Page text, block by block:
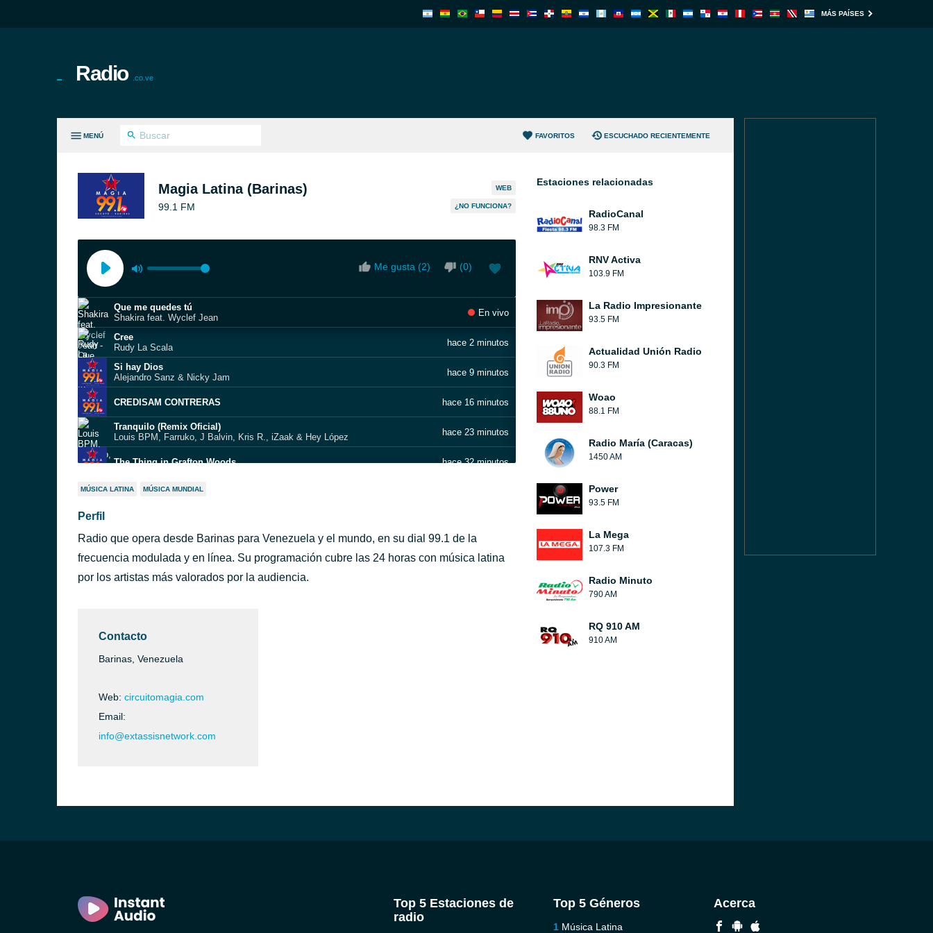
MÁS PAÍSES
Radio .co.ve
MENÚ FAVORITOS ESCUCHADO RECIENTEMENTE
Magia Latina (Barinas)
99.1 FM
WEB
¿NO FUNCIONA?
Me gusta (2) (0)
Que me quedes tú
Shakira feat. Wyclef Jean
En vivo
Cree
Rudy La Scala
hace 2 minutos
Si hay Dios
Alejandro Sanz & Nicky Jam
hace 9 minutos
CREDISAM CONTRERAS hace 16 minutos
Tranquilo (Remix Oficial)
Louis BPM, Farruko, J Balvin, Kris R., iZaak & Hey López
hace 23 minutos
The Thing in Grafton Woods hace 32 minutos
Pura Maldad_2025
Mi Testamento
Jorge Guerrero
hace 49 minutos
Homenaje a Dimension Latina
[Free Cover] Dimension Latina
MÚSICA LATINA MÚSICA MUNDIAL
Perfil
Radio que opera desde Barinas para Venezuela y el mundo, en su dial 99.1 de la
frecuencia modulada y en línea. Su programación cubre las 24 horas con música latina
por los artistas más valorados por la audiencia.
Contacto
Barinas, Venezuela
Web: circuitomagia.com
Email:
info@extassisnetwork.com
Estaciones relacionadas
RadioCanal
98.3 FM
RNV Activa
103.9 FM
La Radio Impresionante
93.5 FM
Actualidad Unión Radio
90.3 FM
Woao
88.1 FM
Radio María (Caracas)
1450 AM
Power
93.5 FM
La Mega
107.3 FM
Radio Minuto
790 AM
RQ 910 AM
910 AM
Top 5 Estaciones de
radio
Top 5 Géneros
Música Latina
Acerca